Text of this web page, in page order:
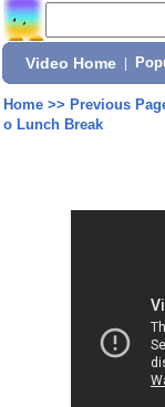
Video Home
Home>> Previous
o Lunch Break